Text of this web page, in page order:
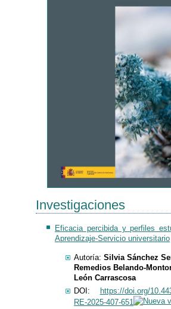
Investigaciones
Eficacia percibida y perfiles
Aprendizaje-Servicio universitario
Autoría: Silvia Sánchez
Remedios Belando-
León Carrascosa
DOI:
https://doi.org/
RE-2025-407-651